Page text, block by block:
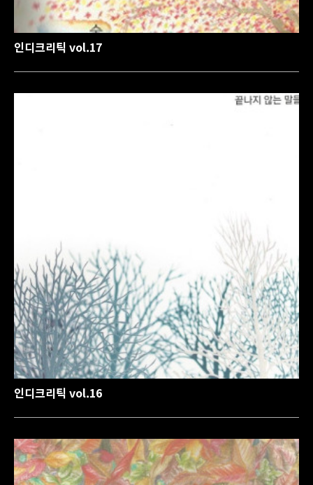
인디크리틱 vol.17
인디크리틱 vol.16